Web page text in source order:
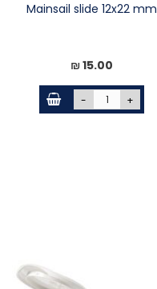
Mainsail slide 12x22 mm
15.00 ₪
- +